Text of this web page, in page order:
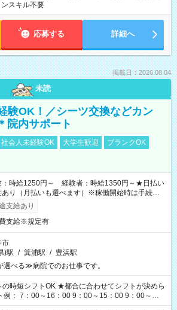
スキル不要
応募する 詳細へ
掲載日：2026.08.04
未読
験OK！／シーツ交換などカン
院内サポート
社会人未経験OK 大学生歓迎
ブランクOK
：時給1250円～ 経験者：時給1350円～★日払い
あり（月払いも選べます）※稼働開始時は手続き完
いとなります。
支給あり
支給※規定有
市
)駅 / 箕浦駅 / 豊浜駅
べる≫病院でのお仕事です。
★都合に合わせてシフトが決めら
例： 7：00～16：00 9：00～15：00 9：00～
※Wワークの場合、他のお仕事と